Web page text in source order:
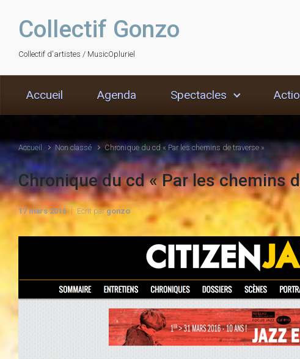
Collectif Gonzo
Collectif d'artistes / MusicOpluriel
Accueil Agenda Spectacles
Accueil Non classé Chronique du cd « Par les chemins de traverse »
Chronique du cd « Par les chemins
17 mars 2016 Ecrit pargonzo